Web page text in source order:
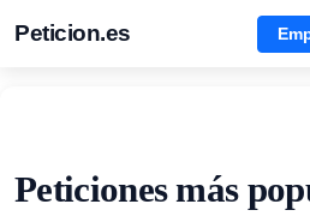
Peticion.es
Peticiones más